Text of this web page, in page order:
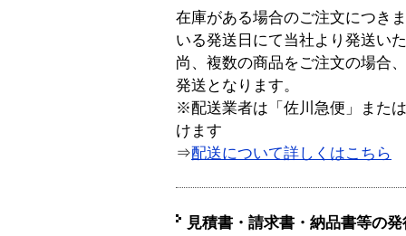
在庫がある場合のご注文につき
いる発送日にて当社より発送い
尚、複数の商品をご注文の場合
発送となります。
※配送業者は「佐川急便」また
けます
⇒配送について詳しくはこちら
見積書・請求書・納品書等の